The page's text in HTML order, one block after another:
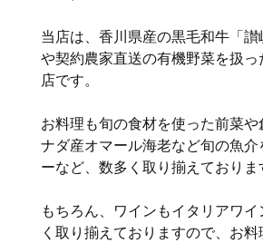
当店は、香川県産の黒毛和牛「讃
や契約農家直送の有機野菜を扱
店です。
お料理も旬の食材を使った前菜や
ナダ産オマール海老など旬の魚介
ーなど、数多く取り揃えておりま
もちろん、ワインもイタリアワ
く取り揃えておりますので、お